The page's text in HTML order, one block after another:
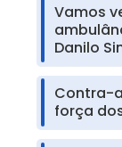
Vamos
Danilo
Contra-
força